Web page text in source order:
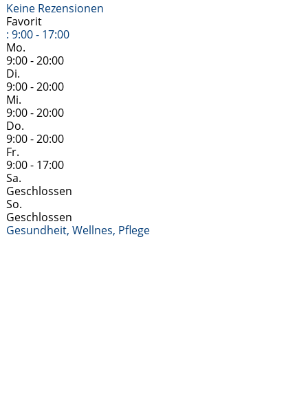
Keine Rezensionen
Favorit
:9:00 - 17:00
Mo.
9:00 - 20:00
Di.
9:00 - 20:00
Mi.
9:00 - 20:00
Do.
9:00 - 20:00
Fr.
9:00 - 17:00
Sa.
Geschlossen
So.
Geschlossen
Gesundheit, Wellnes, Pflege